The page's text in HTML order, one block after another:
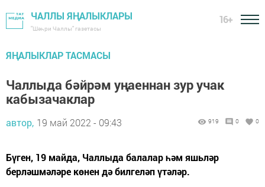
ЧАЛЛЫ ЯҢАЛЫКЛАРЫ
"Шәһри Чаллы" газетасы
16+
ЯҢАЛЫКЛАР ТАСМАСЫ
Чаллыда бәйрәм уңаеннан зур учак
кабызачаклар
автор, 19 май 2022 - 09:43 919 0 0
Бүген, 19 майда, Чаллыда балалар һәм яшьләр
берләшмәләре көнен дә билгеләп үтәләр.